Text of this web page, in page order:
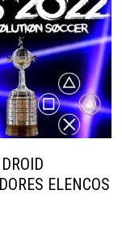
ELENCOS